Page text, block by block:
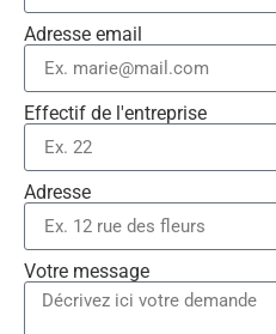
Adresse email
Effectif de l'entreprise
Adresse
Votre message